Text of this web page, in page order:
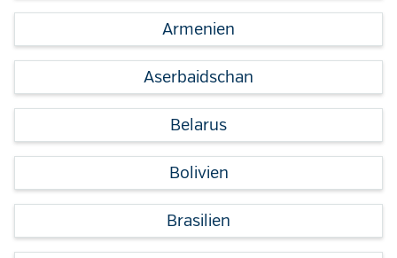
Armenien
Aserbaidschan
Belarus
Bolivien
Brasilien